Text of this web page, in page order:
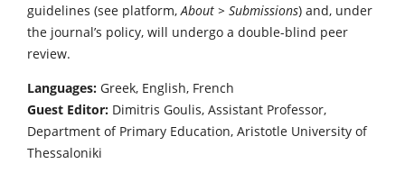
guidelines (see platform,About > Submissions) and, under
the journal’s policy, will undergo a double-blind peer
review.
Languages: Greek, English, French
Guest Editor: Dimitris Goulis, Assistant Professor,
Department of Primary Education, Aristotle University of
Thessaloniki